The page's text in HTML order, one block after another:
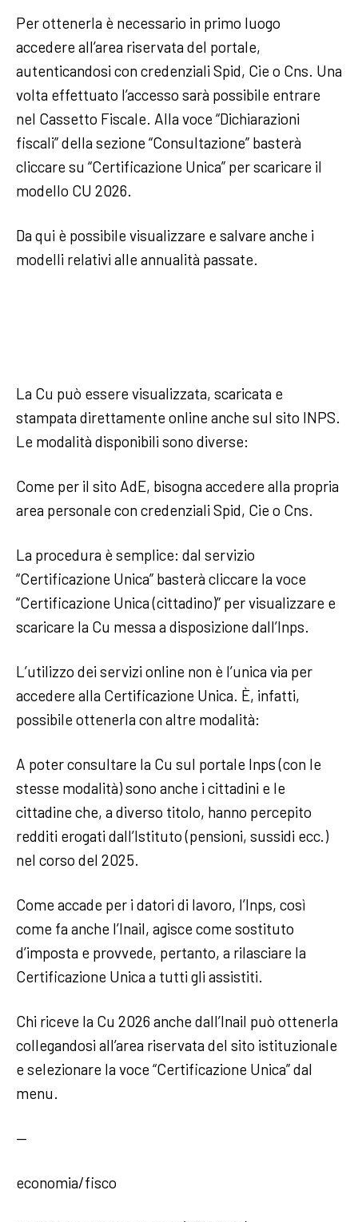
Per ottenerla è necessario in primo luogo
accedere all’area riservata del portale,
autenticandosi con credenziali Spid, Cie o Cns. Una
volta effettuato l’accesso sarà possibile entrare
nel Cassetto Fiscale. Alla voce “Dichiarazioni
fiscali” della sezione “Consultazione” basterà
cliccare su “Certificazione Unica” per scaricare il
modello CU 2026.
Da qui è possibile visualizzare e salvare anche i
modelli relativi alle annualità passate.
La Cu può essere visualizzata, scaricata e
stampata direttamente online anche sul sito INPS.
Le modalità disponibili sono diverse:
Come per il sito AdE, bisogna accedere alla propria
area personale con credenziali Spid, Cie o Cns.
La procedura è semplice: dal servizio
“Certificazione Unica” basterà cliccare la voce
“Certificazione Unica (cittadino)” per visualizzare e
scaricare la Cu messa a disposizione dall’Inps.
L’utilizzo dei servizi online non è l’unica via per
accedere alla Certificazione Unica. È, infatti,
possibile ottenerla con altre modalità:
A poter consultare la Cu sul portale Inps (con le
stesse modalità) sono anche i cittadini e le
cittadine che, a diverso titolo, hanno percepito
redditi erogati dall’Istituto (pensioni, sussidi ecc.)
nel corso del 2025.
Come accade per i datori di lavoro, l’Inps, così
come fa anche l’Inail, agisce come sostituto
d’imposta e provvede, pertanto, a rilasciare la
Certificazione Unica a tutti gli assistiti.
Chi riceve la Cu 2026 anche dall’Inail può ottenerla
collegandosi all’area riservata del sito istituzionale
e selezionare la voce “Certificazione Unica” dal
menu.
—
economia/fisco